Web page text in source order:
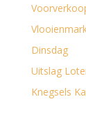
Dinsdag
Uitslag
Knegsels